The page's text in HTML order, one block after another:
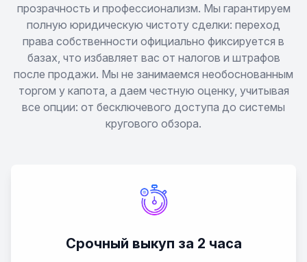
Tiggo 7L
Tiggo 8
Tiggo 8 Pro
прозрачность и профессионализм. Мы гарантируем
полную юридическую чистоту сделки: переход
права собственности официально фиксируется в
базах, что избавляет вас от налогов и штрафов
после продажи. Мы не занимаемся необоснованным
торгом у капота, а даем честную оценку, учитывая
все опции: от бесключевого доступа до системы
кругового обзора.
Срочный выкуп за 2 часа